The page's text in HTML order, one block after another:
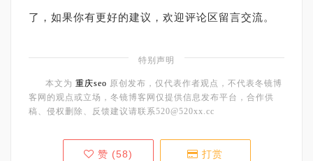
了，如果你有更好的建议，欢迎评论区留言交流。
特别声明
本文为 重庆seo 原创发布，仅代表作者观点，不代表冬镜博
客网的观点或立场，冬镜博客网仅提供信息发布平台，合作供
稿、侵权删除、反馈建议请联系520@520xx.cc
赞 (58) 打赏